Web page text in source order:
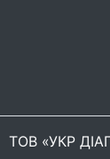
ТОВ «УКР